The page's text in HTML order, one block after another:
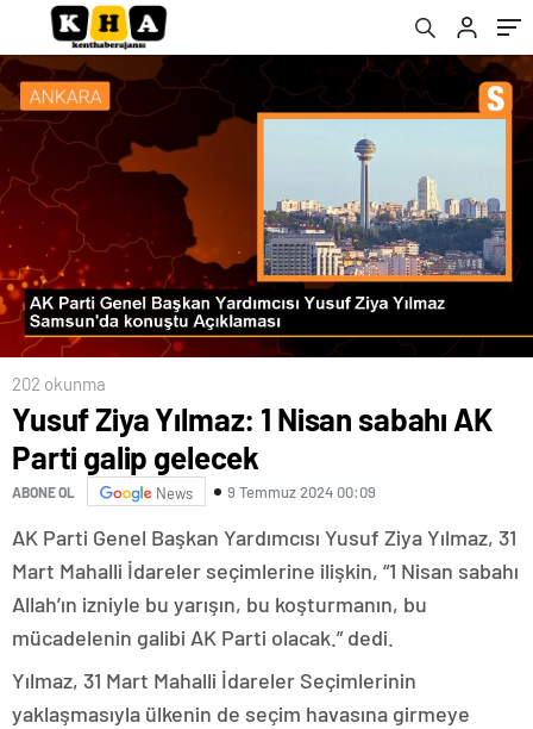
202 okunma
Yusuf Ziya Yılmaz: 1 Nisan sabahı AK
Parti galip gelecek
ABONE OL News 9 Temmuz 2024 00:09
AK Parti Genel Başkan Yardımcısı Yusuf Ziya Yılmaz, 31
Mart Mahalli İdareler seçimlerine ilişkin, “1 Nisan sabahı
Allah’ın izniyle bu yarışın, bu koşturmanın, bu
mücadelenin galibi AK Parti olacak.” dedi.
Yılmaz, 31 Mart Mahalli İdareler Seçimlerinin
yaklaşmasıyla ülkenin de seçim havasına girmeye